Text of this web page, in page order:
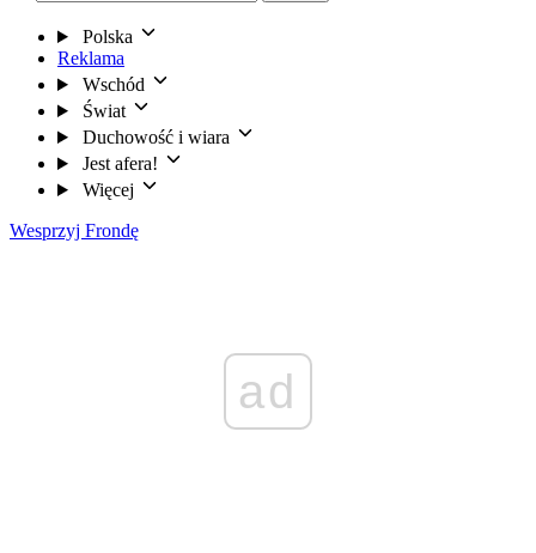
Polska
Reklama
Wschód
Świat
Duchowość i wiara
Jest afera!
Więcej
Wesprzyj Frondę
ad